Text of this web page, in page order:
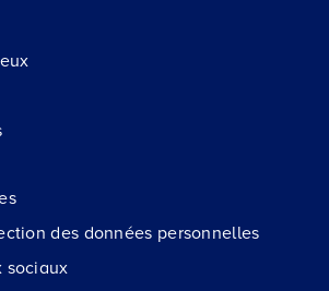
des données personnelles
sociaux